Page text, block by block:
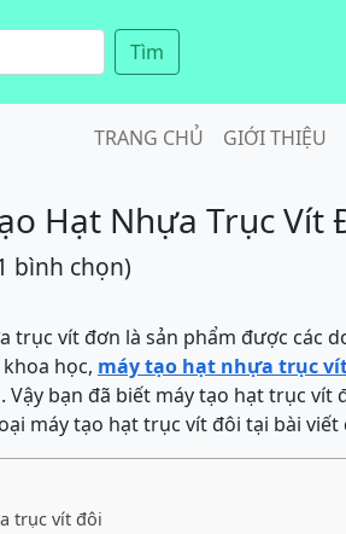
Tìm
TRANG CHỦ GIỚI THIỆU
Hạt Nhựa Trục Vít
bình chọn)
trục vít đơn là sản phẩm được các
học, máy tạo hạt nhựa trục
bạn đã biết máy tạo hạt trục vít
máy tạo hạt trục vít đôi tại bài viết
trục vít đôi